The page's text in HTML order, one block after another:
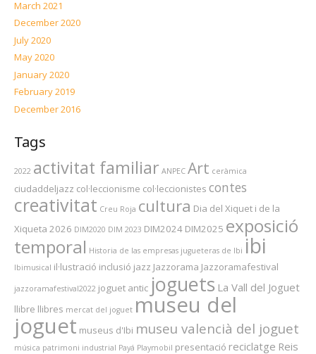
March 2021
December 2020
July 2020
May 2020
January 2020
February 2019
December 2016
Tags
2022 activitat familiar ANPEC Art ceràmica
ciudaddeljazz col·leccionisme col·leccionistes contes
creativitat Creu Roja cultura Dia del Xiquet i de la
Xiqueta 2026 DIM2020 DIM 2023 DIM2024 DIM2025 exposició
temporal Historia de las empresas jugueteras de Ibi ibi
Ibimusical il·lustració inclusió jazz Jazzorama Jazzoramafestival
jazzoramafestival2022 joguet antic joguets La Vall del Joguet
llibre llibres mercat del joguet museu del
joguet museus d'Ibi museu valencià del joguet
música patrimoni industrial Payá Playmobil presentació reciclatge Reis